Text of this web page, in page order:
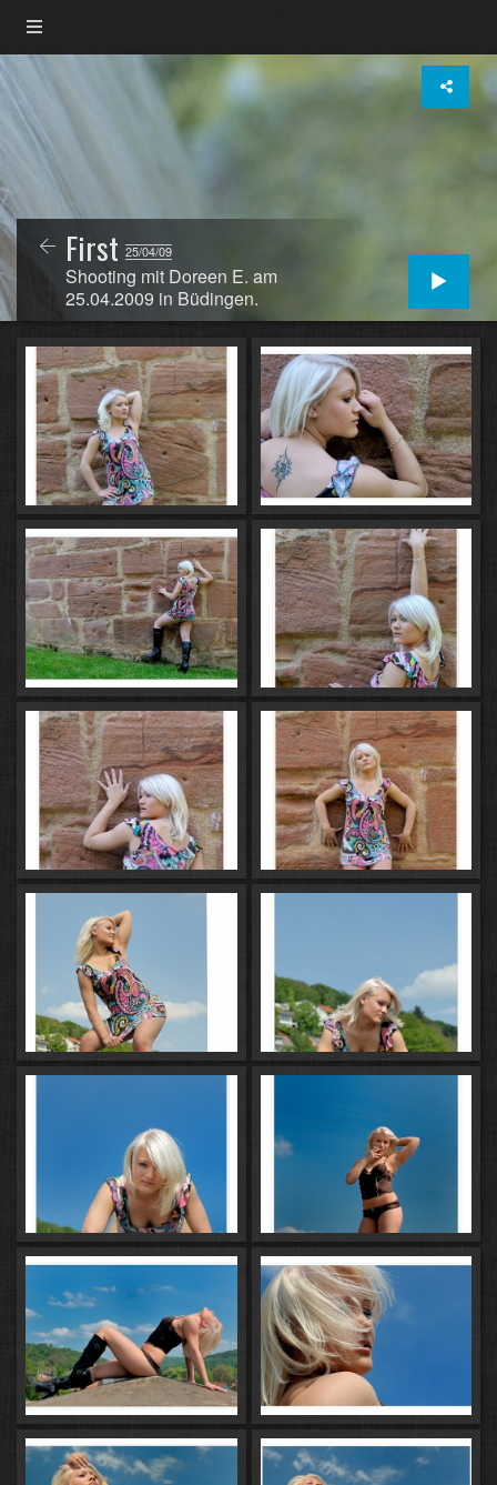
First 25/04/09
Shooting mit Doreen E. am
25.04.2009 in Büdingen.